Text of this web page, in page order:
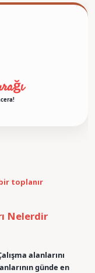
toplanır
Nelerdir
alanlarını
günde en